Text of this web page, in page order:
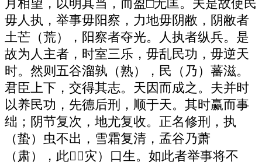
月相望，以明其当，而盈□无匡。夫是故使民
毋人执，举事毋阳察，力地毋阴敝，阴敝者
土芒（荒），阳察者夺光。人执者纵兵。是
故为人主者，时室三乐，毋乱民功，毋逆天
时。然则五谷溜孰（熟），民（乃）蕃滋。
君臣上下，交得其志。天因而成之。夫并时
以养民功，先德后刑，顺于天。其时赢而事
绌；阴节复次，地尤复收。正名修刑，执
（蛰）虫不出，雪霜复清，孟谷乃萧
（肃），此（灾）口生。如此者举事将不